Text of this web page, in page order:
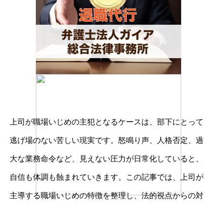
上司が職場いじめの主犯となるケースは、部下にとって
逃げ場のない苦しい現実です。怒鳴り声、人格否定、過
大な業務命令など、見えない圧力が日常化していると、
自信も体調も蝕まれていきます。この記事では、上司が
主導する職場いじめの特徴を整理し、法的視点からの対